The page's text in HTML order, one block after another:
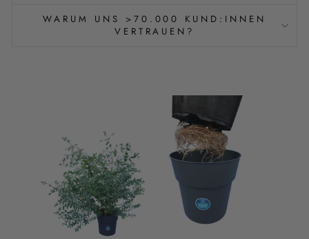
WARUM UNS >70.000 KUND:INNEN
VERTRAUEN?